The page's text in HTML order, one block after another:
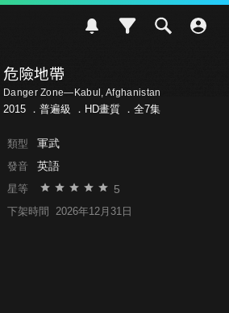
危險地帶
Danger Zone—Kabul, Afghanistan
2015 ． 普遍級 ．HD畫質 ．全7集
類型 軍武
發音 英語
星等 5
下架時間 2026年12月31日